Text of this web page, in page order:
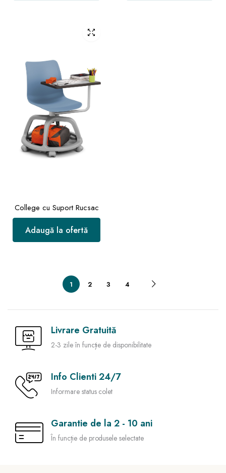
College cu Suport Rucsac
Adaugă la ofertă
1 2 3 4
Livrare Gratuită
2-3 zile în funcție de disponibilitate
Info Clienti 24/7
Informare status colet
Garantie de la 2 - 10 ani
În funcție de produsele selectate